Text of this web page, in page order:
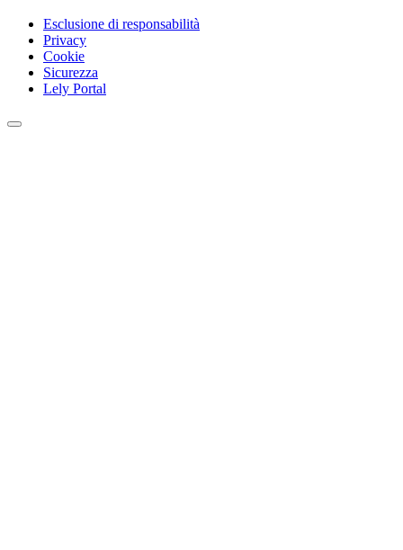
Esclusione di responsabilità
Privacy
Cookie
Sicurezza
Lely Portal